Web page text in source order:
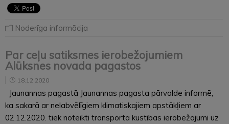
Noderīga informācija
Par ceļu satiksmes ierobežojumiem
Alūksnes novada pagastos
18.12.2020
Jaunannas pagastā Jaunannas pagasta pārvalde informē,
ka sakarā ar nelabvēlīgiem klimatiskajiem apstākļiem ar
02.12.2020. tiek noteikti transporta kustības ierobežojumi uz